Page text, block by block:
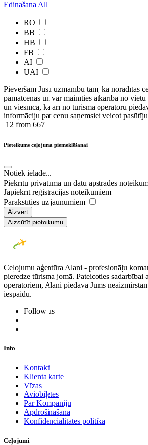
Ēdinašana All
RO
BB
HB
FB
AI
UAI
Pievēršam Jūsu uzmanību tam, ka norādītās
pamatcenas un var mainīties atkarībā ​no
un viesnīcā, kā arī no tūrisma operatoru
informāciju par cenu saņemsiet veicot
12 from 667
Pieteikums ceļojuma piemeklēšanai
Notiek ielāde...
Piekrītu privātuma un datu apstrādes
Japiekrīt reģistrācijas noteikumiem
Parakstīties uz jaunumiem
Aizvērt
Aizsūtīt pieteikumu
Ceļojumu aģentūra Alani - profesionāļu
pieredze tūrisma jomā. Pateicoties sadarbībai
operatoriem, Alani piedāvā Jums
iespaidu.
Follow us
Info
Kontakti
Klienta karte
Vīzas
Aviobiļetes
Par Kompāniju
Apdrošināšana
Konfidencialitātes politika
Ceļojumi